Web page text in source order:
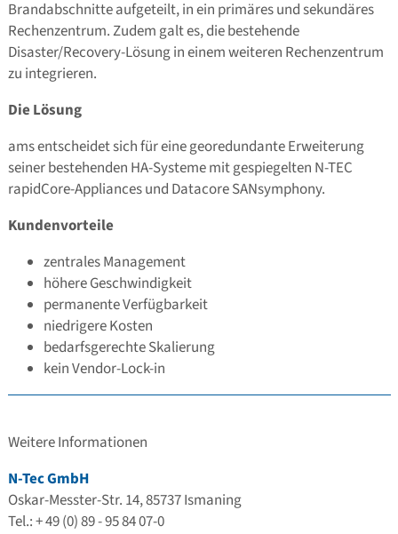
Brandabschnitte aufgeteilt, in ein primäres und sekundäres
Rechenzentrum. Zudem galt es, die bestehende
Disaster/Recovery-Lösung in einem weiteren Rechenzentrum
zu integrieren.
Die Lösung
ams entscheidet sich für eine georedundante Erweiterung
seiner bestehenden HA-Systeme mit gespiegelten N-TEC
rapidCore-Appliances und Datacore SANsymphony.
Kundenvorteile
zentrales Management
höhere Geschwindigkeit
permanente Verfügbarkeit
niedrigere Kosten
bedarfsgerechte Skalierung
kein Vendor-Lock-in
Weitere Informationen
N-Tec GmbH
Oskar-Messter-Str. 14, 85737 Ismaning
Tel.: + 49 (0) 89 - 95 84 07-0